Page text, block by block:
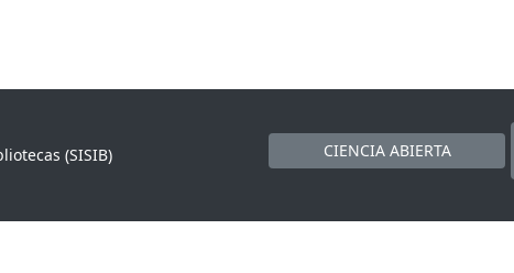
(SISIB)
CIENCIA ABIERTA